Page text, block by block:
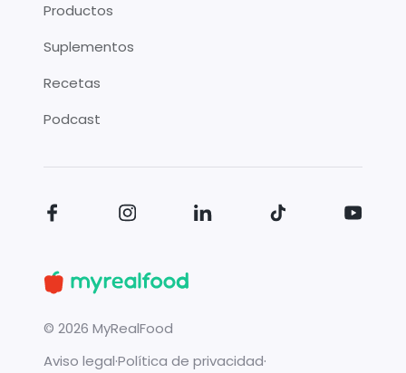
Productos
Suplementos
Recetas
Podcast
© 2026 MyRealFood
Aviso legal·Política de privacidad·